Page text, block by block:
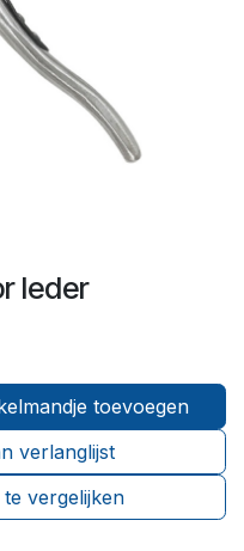
leder
toevoegen
vergelijken
verlanglijst